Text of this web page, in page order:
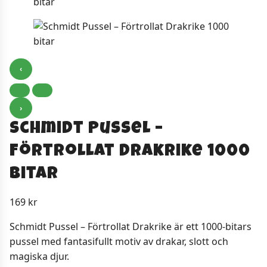
‹
›
Schmidt Pussel –
Förtrollat ​​Drakrike 1000
bitar
169 kr
Schmidt Pussel – Förtrollat ​​Drakrike är ett 1000-bitars
pussel med fantasifullt motiv av drakar, slott och
magiska djur.